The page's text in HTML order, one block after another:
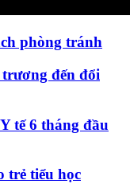
phòng tránh
đến đổi
tế 6 tháng đầu
trẻ tiểu học